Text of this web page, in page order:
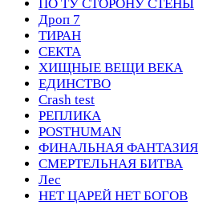
ПО ТУ СТОРОНУ СТЕНЫ
Дроп 7
ТИРАН
СЕКТА
ХИЩНЫЕ ВЕЩИ ВЕКА
ЕДИНСТВО
Crash test
РЕПЛИКА
POSTHUMAN
ФИНАЛЬНАЯ ФАНТАЗИЯ
СМЕРТЕЛЬНАЯ БИТВА
Лес
НЕТ ЦАРЕЙ НЕТ БОГОВ